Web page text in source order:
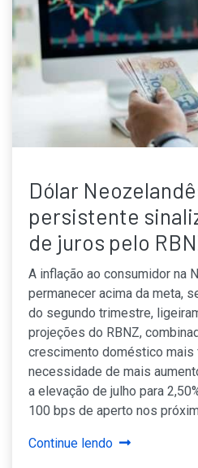
Dólar
persistente
de juros pelo
A inflação ao consumidor na
permanecer acima da meta,
do segundo trimestre,
projeções do RBNZ,
crescimento doméstico mais
necessidade de mais
a elevação de julho para
100 bps de aperto nos
Continue lendo